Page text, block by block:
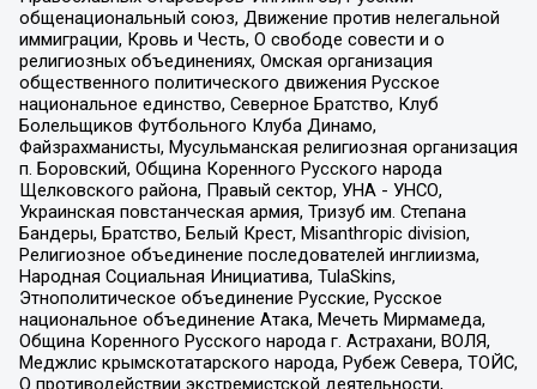
общенациональный союз, Движение против нелегальной
иммиграции, Кровь и Честь, О свободе совести и о
религиозных объединениях, Омская организация
общественного политического движения Русское
национальное единство, Северное Братство, Клуб
Болельщиков Футбольного Клуба Динамо,
Файзрахманисты, Мусульманская религиозная организация
п. Боровский, Община Коренного Русского народа
Щелковского района, Правый сектор, УНА - УНСО,
Украинская повстанческая армия, Тризуб им. Степана
Бандеры, Братство, Белый Крест, Misanthropic division,
Религиозное объединение последователей инглиизма,
Народная Социальная Инициатива, TulaSkins,
Этнополитическое объединение Русские, Русское
национальное объединение Атака, Мечеть Мирмамеда,
Община Коренного Русского народа г. Астрахани, ВОЛЯ,
Меджлис крымскотатарского народа, Рубеж Севера, ТОЙС,
О противодействии экстремистской деятельности,